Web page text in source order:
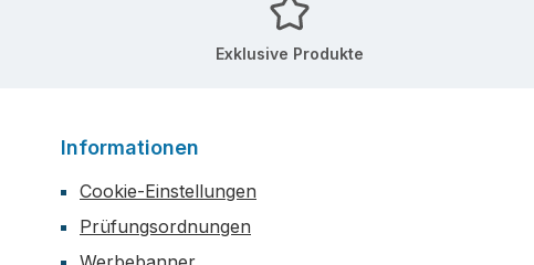
Exklusive Produkte
Informationen
Cookie-Einstellungen
Prüfungsordnungen